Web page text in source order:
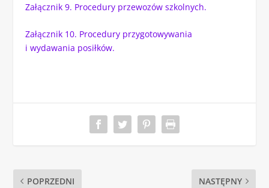
Załącznik 9. Procedury przewozów szkolnych.
Załącznik 10. Procedury przygotowywania
i wydawania posiłków.
POPRZEDNI NASTĘPNY